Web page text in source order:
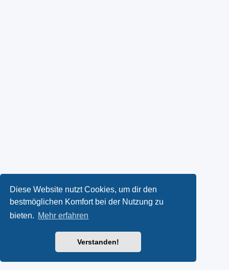
Diese Website nutzt Cookies, um dir den
bestmöglichen Komfort bei der Nutzung zu
bieten. Mehr erfahren
Verstanden!